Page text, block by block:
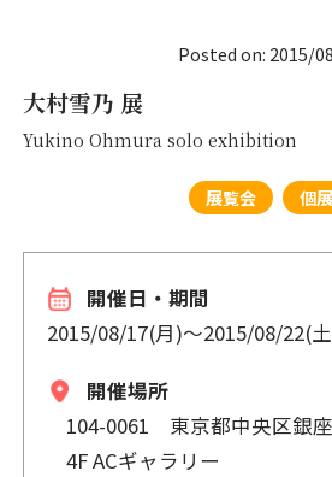
Posted on: 2015/
大村雪乃 展
Yukino Ohmura solo exhibition
展覧会 個展
開催日・期間
2015/08/17(月)〜2015/08/22(
開催場所
104-0061 東京都中央区銀
4F ACギャラリー